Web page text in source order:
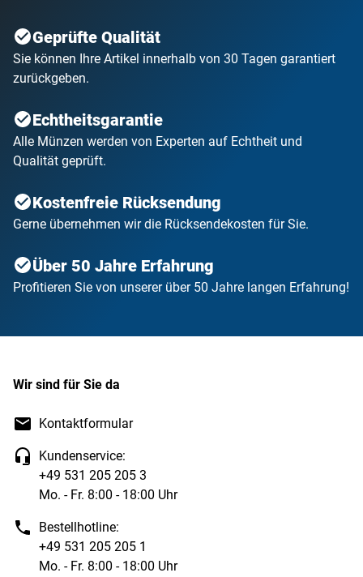
Geprüfte Qualität
Sie können Ihre Artikel innerhalb von 30 Tagen garantiert
zurückgeben.
Echtheitsgarantie
Alle Münzen werden von Experten auf Echtheit und
Qualität geprüft.
Kostenfreie Rücksendung
Gerne übernehmen wir die Rücksendekosten für Sie.
Über 50 Jahre Erfahrung
Profitieren Sie von unserer über 50 Jahre langen Erfahrung!
Wir sind für Sie da
Kontaktformular
Kundenservice:
+49 531 205 205 3
Mo. - Fr. 8:00 - 18:00 Uhr
Bestellhotline:
+49 531 205 205 1
Mo. - Fr. 8:00 - 18:00 Uhr